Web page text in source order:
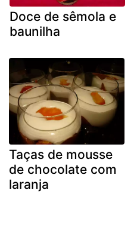
Doce de sêmola e
baunilha
Taças de mousse
de chocolate com
laranja